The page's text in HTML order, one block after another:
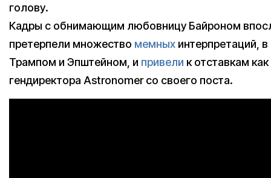
голову.
Кадры с обнимающим любовницу Байроном
претерпели множество мемных интерпретаций,
Трампом и Эпштейном, и привели к отставкам
гендиректора Astronomer со своего поста.